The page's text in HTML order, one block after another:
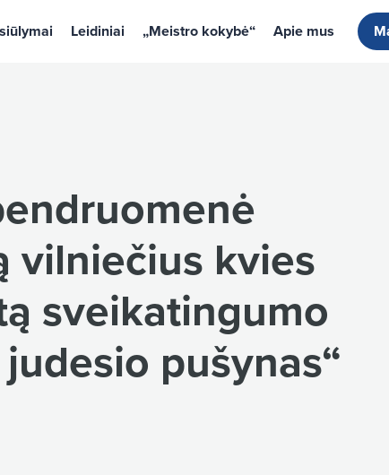
Leidiniai „Meistro kokybė“ Apie mus
vilniečius kvies
sveikatingumo
pušynas“